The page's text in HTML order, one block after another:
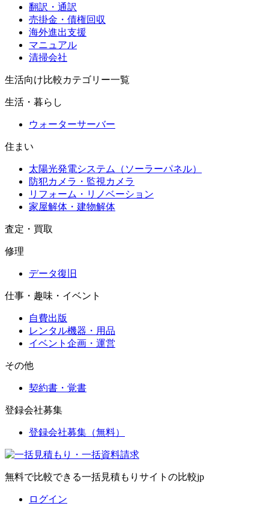
翻訳・通訳
売掛金・債権回収
海外進出支援
マニュアル
清掃会社
生活向け比較カテゴリー一覧
生活・暮らし
ウォーターサーバー
住まい
太陽光発電システム（ソーラーパネル）
防犯カメラ・監視カメラ
リフォーム・リノベーション
家屋解体・建物解体
査定・買取
修理
データ復旧
仕事・趣味・イベント
自費出版
レンタル機器・用品
イベント企画・運営
その他
契約書・覚書
登録会社募集
登録会社募集（無料）
無料で比較できる一括見積もりサイトの比較jp
ログイン